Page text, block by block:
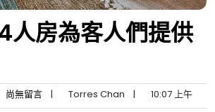
人房為客人們提供
尚無留言 | Torres Chan | 10:07 上午